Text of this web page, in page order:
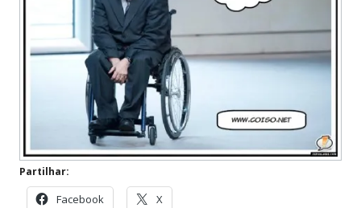
Partilhar:
Facebook X